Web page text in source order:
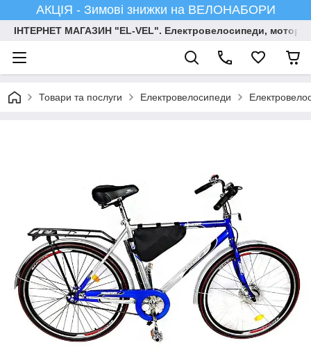
АКЦІЯ - Зимові знижки на ВЕЛОНАБОРИ
ІНТЕРНЕТ МАГАЗИН "EL-VEL". Електровелосипеди, мотор-
Товари та послуги Електровелосипеди